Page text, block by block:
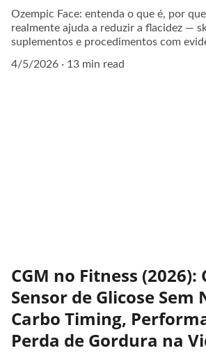
Ozempic Face: entenda o que é, por
realmente ajuda a reduzir a flacidez —
suplementos e procedimentos com
4/5/2026
13 min read
CGM no Fitness (2026):
Sensor de Glicose
Carbo Timing,
Perda de Gordura na